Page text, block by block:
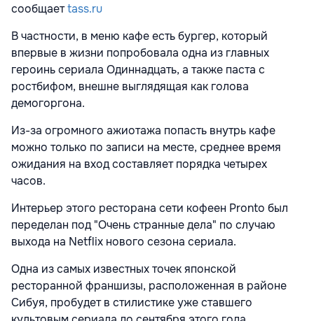
сообщаетtass.ru
В частности, в меню кафе есть бургер, который
впервые в жизни попробовала одна из главных
героинь сериала Одиннадцать, а также паста с
ростбифом, внешне выглядящая как голова
демогоргона.
Из-за огромного ажиотажа попасть внутрь кафе
можно только по записи на месте, среднее время
ожидания на вход составляет порядка четырех
часов.
Интерьер этого ресторана сети кофеен Pronto был
переделан под "Очень странные дела" по случаю
выхода на Netflix нового сезона сериала.
Одна из самых известных точек японской
ресторанной франшизы, расположенная в районе
Сибуя, пробудет в стилистике уже ставшего